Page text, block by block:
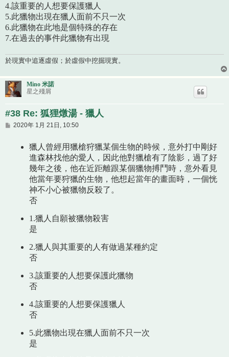
4.該重要的人想要保護獵人
5.此獵物出現在獵人面前不只一次
6.此獵物在此地是個特殊的存在
7.在過去的事件此獵物有出現
於現實中追逐虛假；於虛假中挖掘現實。
Mino 米諾
星之殘屑
#38 Re: 狐狸燉湯 - 獵人
文
2020年 1月 21日, 10:50
獵人曾經用獵槍狩獵某個生物的時候，意外打中剛好
進森林找他的愛人，因此他對獵槍有了陰影，過了好
幾年之後，他在近距離跟某個獵物搏鬥時，意外看見
他當年要狩獵的生物，他想起當年的畫面時，一個恍
神不小心被獵物反殺了。
否
1.獵人自願被獵物殺害
是
2.獵人與其重要的人有做過某種約定
否
3.該重要的人想要保護此獵物
否
4.該重要的人想要保護獵人
否
5.此獵物出現在獵人面前不只一次
是